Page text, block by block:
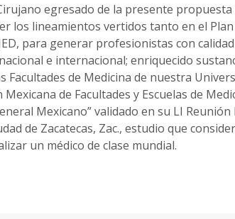
egresado de la presente
los lineamientos vertidos tanto en el
para generar profesionistas con
e internacional; enriquecido
Facultades de Medicina de nuestra
de Facultades y Escuelas de
Mexicano” validado en su LI Reunión
de Zacatecas, Zac., estudio que
un médico de clase mundial.